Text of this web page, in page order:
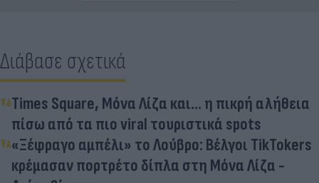
Διάβασε σχετικά
Times Square, Μόνα Λίζα και… η πικρή αλήθεια
πίσω από τα πιο viral τουριστικά spots
«Ξέφραγο αμπέλι» το Λούβρο: Βέλγοι TikTokers
κρέμασαν πορτρέτο δίπλα στη Μόνα Λίζα -